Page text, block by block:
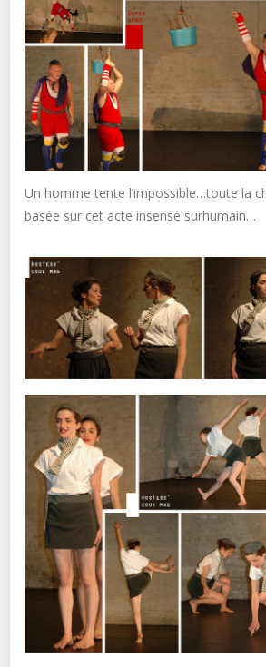
Un homme tente l’impossible…toute la
basée sur cet acte insensé surhumain…